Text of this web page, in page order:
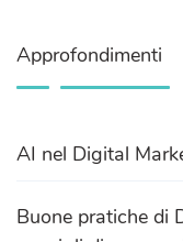
Approfondimenti
AI nel Digital
Buone pratiche di